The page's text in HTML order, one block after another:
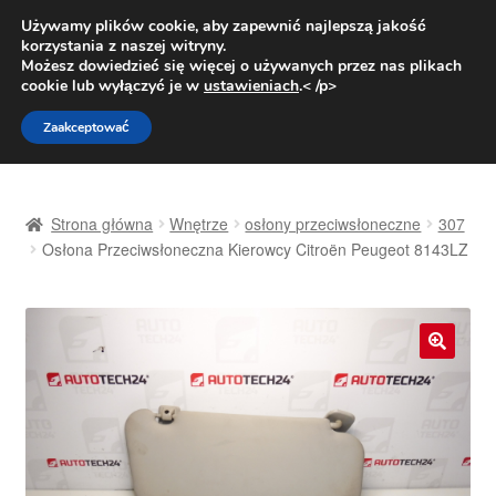
DOSTAWA od 31 zł
Pn.-pt. 9:00-16:00800 003 167
Przejdź
do
nawigacji
Przejdź
do
treści
Dostawa
O nas
Strona główna Wnętrze osłony przeciwsłoneczne
307
Osłona Przeciwsłoneczna Kierowcy Citroën Peugeot 8143LZ
🔍
Używamy plików cookie, aby zapewnić najlepszą jakość
korzystania z naszej witryny.
Możesz dowiedzieć się więcej o używanych przez nas plikach
cookie lub wyłączyć je w ustawieniach.< /p>
Zaakceptować